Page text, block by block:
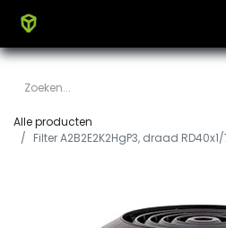
Alle producten
Filter A2B2E2K2HgP3, draad